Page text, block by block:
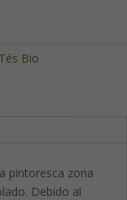
Tés Bio
pintoresca zona
Debido al